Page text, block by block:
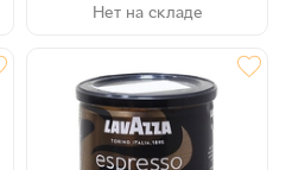
Нет на складе